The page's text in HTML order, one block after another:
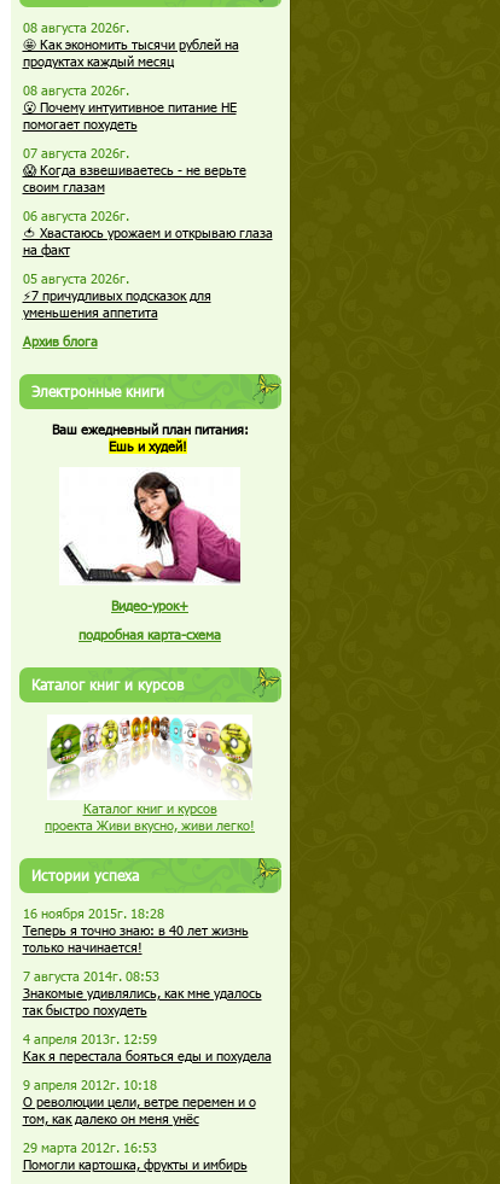
08 августа 2026г.
🤩 Как экономить тысячи рублей на
продуктах каждый месяц
08 августа 2026г.
😮 Почему интуитивное питание НЕ
помогает похудеть
07 августа 2026г.
😱 Когда взвешиваетесь - не верьте
своим глазам
06 августа 2026г.
🍅 Хвастаюсь урожаем и открываю глаза
на факт
05 августа 2026г.
⚡7 причудливых подсказок для
уменьшения аппетита
Архив блога
Электронные книги
Ваш ежедневный план питания:
Ешь и худей!
Видео-урок+
подробная карта-схема
Каталог книг и курсов
Каталог книг и курсов
проекта Живи вкусно, живи легко!
Истории успеха
16 ноября 2015г. 18:28
Теперь я точно знаю: в 40 лет жизнь
только начинается!
7 августа 2014г. 08:53
Знакомые удивлялись, как мне удалось
так быстро похудеть
4 апреля 2013г. 12:59
Как я перестала бояться еды и похудела
9 апреля 2012г. 10:18
О революции цели, ветре перемен и о
том, как далеко он меня унёс
29 марта 2012г. 16:53
Помогли картошка, фрукты и имбирь